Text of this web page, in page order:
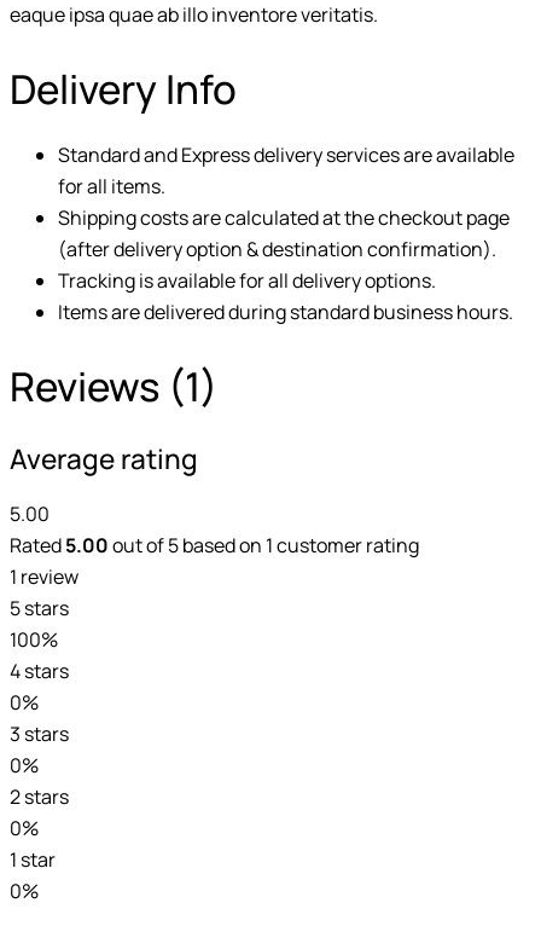
eaque ipsa quae ab illo inventore veritatis.
Delivery Info
Standard and Express delivery services are available
for all items.
Shipping costs are calculated at the checkout page
(after delivery option & destination confirmation).
Tracking is available for all delivery options.
Items are delivered during standard business hours.
Reviews (1)
Average rating
5.00
Rated5.00out of 5 based on 1customer rating
1 review
5 stars
100%
4 stars
0%
3 stars
0%
2 stars
0%
1 star
0%